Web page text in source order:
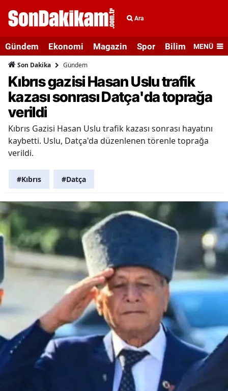
Ara
Gündem Ekonomi Magazin Spor Bilim veMENÜ
Son Dakika Gündem
Kıbrıs gazisi Hasan Uslu trafik
kazası sonrası Datça'da toprağa
verildi
Kıbrıs Gazisi Hasan Uslu trafik kazası sonrası hayatını
kaybetti. Uslu, Datça'da düzenlenen törenle toprağa
verildi.
#Kıbrıs #Datça